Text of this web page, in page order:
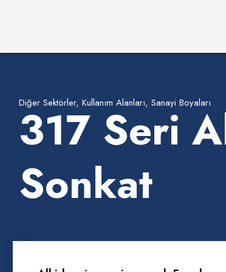
Diğer Sektörler, Kullanım Alanları, Sanayi Boyaları
317 Seri
Sonkat